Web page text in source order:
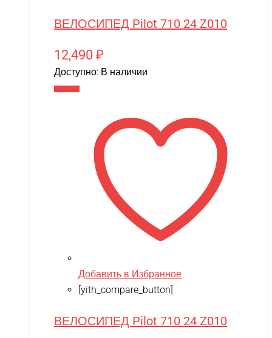
ВЕЛОСИПЕД Pilot 710 24 Z010
12,490 ₽
Доступно: В наличии
Добавить в Избранное
[yith_compare_button]
ВЕЛОСИПЕД Pilot 710 24 Z010